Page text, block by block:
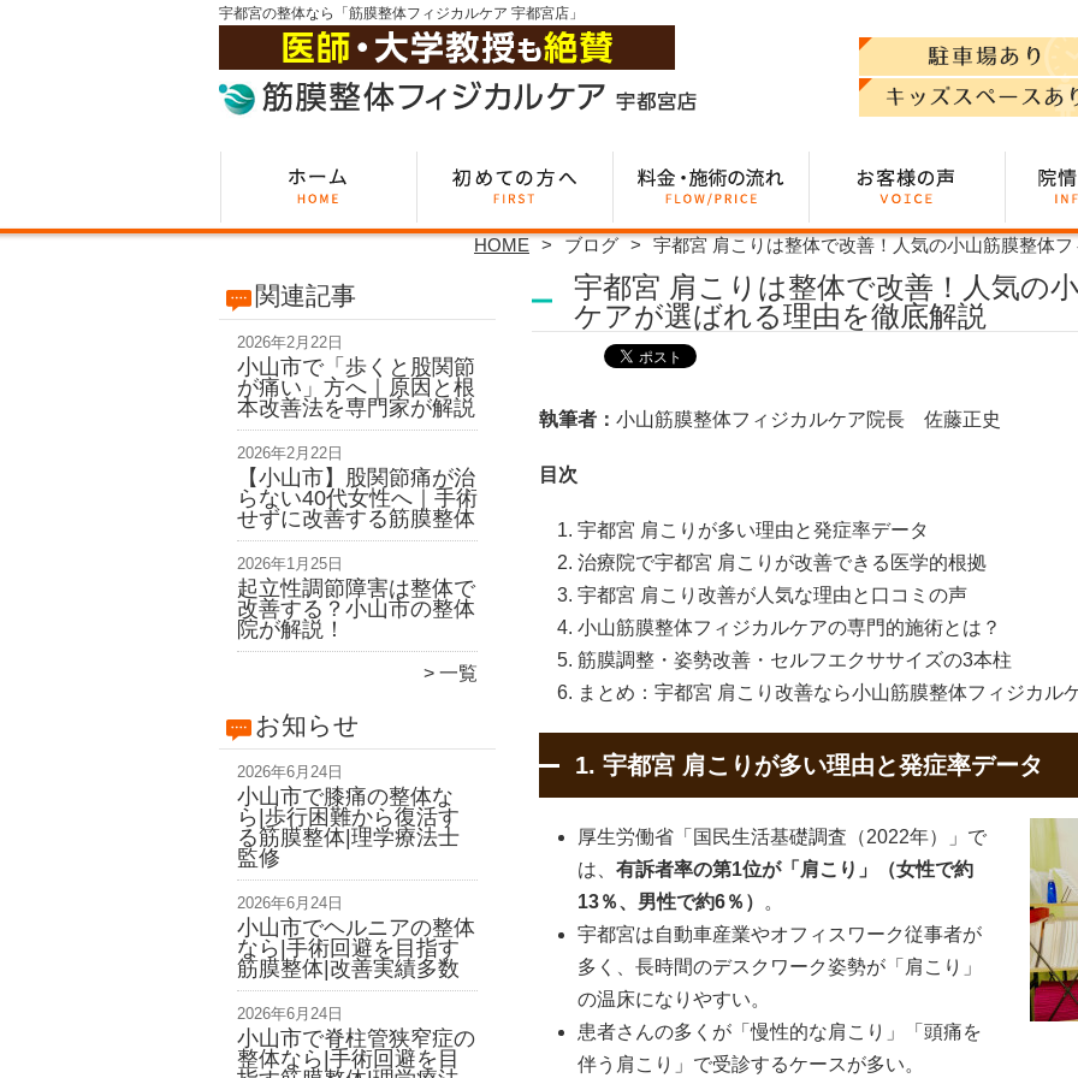
宇都宮の整体なら「筋膜整体フィジカルケア 宇都宮店」
HOME ブログ 宇都宮 肩こりは整体で改善！人気の小山筋膜整体
関連記事
2026年2月22日
小山市で「歩くと股関節
が痛い」方へ｜原因と根
本改善法を専門家が解説
2026年2月22日
【小山市】股関節痛が治
らない40代女性へ｜手術
せずに改善する筋膜整体
2026年1月25日
起立性調節障害は整体で
改善する？小山市の整体
院が解説！
一覧
お知らせ
2026年6月24日
小山市で膝痛の整体な
ら|歩行困難から復活す
る筋膜整体|理学療法士
監修
2026年6月24日
小山市でヘルニアの整体
なら|手術回避を目指す
筋膜整体|改善実績多数
2026年6月24日
小山市で脊柱管狭窄症の
整体なら|手術回避を目
宇都宮 肩こりは整体で改善！人気の
ケアが選ばれる理由を徹底解説
執筆者： 小山筋膜整体フィジカルケア院長 佐藤正史
目次
宇都宮 肩こりが多い理由と発症率データ
治療院で宇都宮 肩こりが改善できる医学的根拠
宇都宮 肩こり改善が人気な理由と口コミの声
小山筋膜整体フィジカルケアの専門的施術とは？
筋膜調整・姿勢改善・セルフエクササイズの3本柱
まとめ：宇都宮 肩こり改善なら小山筋膜整体フィジカル
1. 宇都宮 肩こりが多い理由と発症率データ
厚生労働省「国民生活基礎調査（2022年）」で
は、 有訴者率の第1位が「肩こり」（女性で約
13％、男性で約6％）
。
宇都宮は自動車産業やオフィスワーク従事者が
多く、長時間のデスクワーク姿勢が「肩こり」
の温床になりやすい。
患者さんの多くが「慢性的な肩こり」「頭痛を
伴う肩こり」で受診するケースが多い。